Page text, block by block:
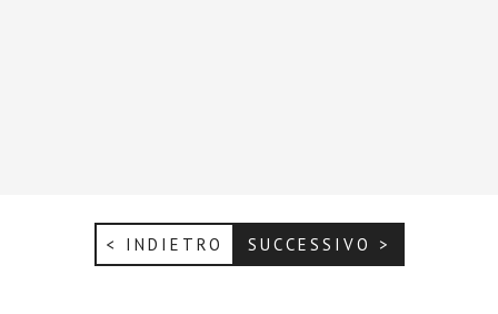
< INDIETRO SUCCESSIVO >